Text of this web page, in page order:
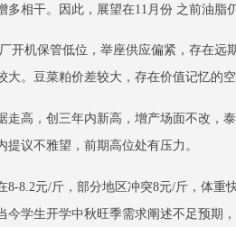
多相干。因此，展望在11月份 之前油脂
开机保管低位，举座供应偏紧，存在
大。豆菜粕价差较大，存在价值记忆的
走高，创三年内新高，增产场面不改，
议不雅望，前期高位处有压力。
8-8.2元/斤，部分地区冲突8元/斤，体
今学生开学中秋旺季需求阐述不足预期